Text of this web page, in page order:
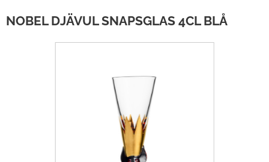
NOBEL DJÄVUL SNAPSGLAS 4CL BLÅ